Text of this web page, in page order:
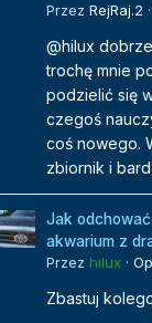
Przez RejRaj.2 ·
@hilux
trochę mnie
podzielić się
czegoś
coś nowego.
zbiornik i
Jak
akwarium z
Przez hilux ·
Zbastuj